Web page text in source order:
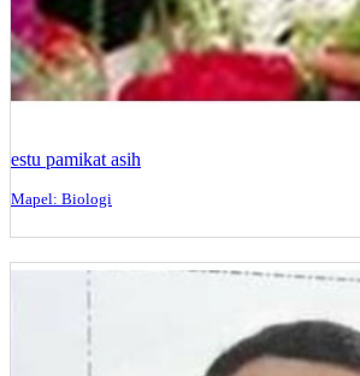
estu pamikat asih
Mapel: Biologi